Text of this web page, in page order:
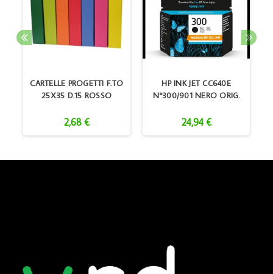
CARTELLE PROGETTI F.TO
25X35 D.15 ROSSO
2,68 €
HP INK JET CC640E
N°300/901 NERO ORIG.
24,94 €